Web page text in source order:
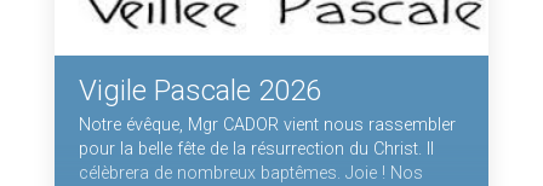
Vigile Pascale 2026
Notre évêque, Mgr CADOR vient nous rassembler
pour la belle fête de la résurrection du Christ. Il
célèbrera de nombreux baptêmes. Joie ! Nos